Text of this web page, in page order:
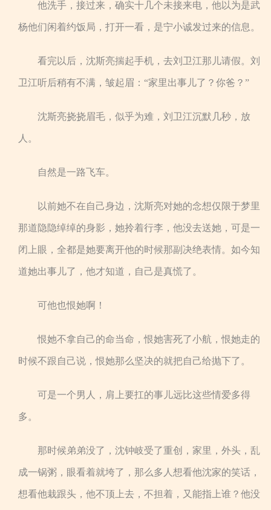
他洗手，接过来，确实十几个未接来电，他以为是武
杨他们闲着约饭局，打开一看，是宁小诚发过来的信息。
看完以后，沈斯亮揣起手机，去刘卫江那儿请假。刘
卫江听后稍有不满，皱起眉：“家里出事儿了？你爸？”
沈斯亮挠挠眉毛，似乎为难，刘卫江沉默几秒，放
人。
自然是一路飞车。
以前她不在自己身边，沈斯亮对她的念想仅限于梦里
那道隐隐绰绰的身影，她拎着行李，他没去送她，可是一
闭上眼，全都是她要离开他的时候那副决绝表情。如今知
道她出事儿了，他才知道，自己是真慌了。
可他也恨她啊！
恨她不拿自己的命当命，恨她害死了小航，恨她走的
时候不跟自己说，恨她那么坚决的就把自己给抛下了。
可是一个男人，肩上要扛的事儿远比这些情爱多得
多。
那时候弟弟没了，沈钟岐受了重创，家里，外头，乱
成一锅粥，眼看着就垮了，那么多人想看他沈家的笑话，
想看他栽跟头，他不顶上去，不担着，又能指上谁？他没